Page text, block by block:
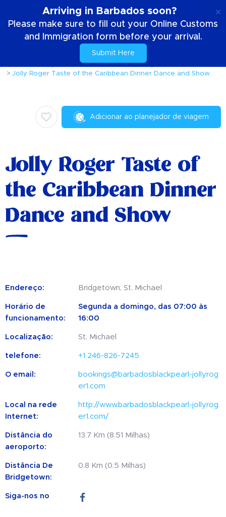
Arriving in Barbados soon?
Please make sure to fill out your Online Customs
and Immigration form before your arrival.
Submit Here
Coisas para fazer
Atividades e atrações
Jolly Roger Taste of the Caribbean Dinner Dance and Show
Adicionar ao planejador de viagem
Jolly Roger Taste of
the Caribbean Dinner
Dance and Show
Endereço: Bridgetown, St. Michael
Horário de
funcionamento:
Segunda a domingo, das 07:00 às
16:00
Localização: St. Michael
telefone: +1 246-826-7245
O email:
bookings@barbadosblackpearl-jollyrog
er1.com
Local na rede
Internet:
http://www.barbadosblackpearl-jollyrog
er1.com/
Distância do
aeroporto:
13.7 Km (8.51 Milhas)
Distância De
Bridgetown:
0.8 Km (0.5 Milhas)
Siga-nos no